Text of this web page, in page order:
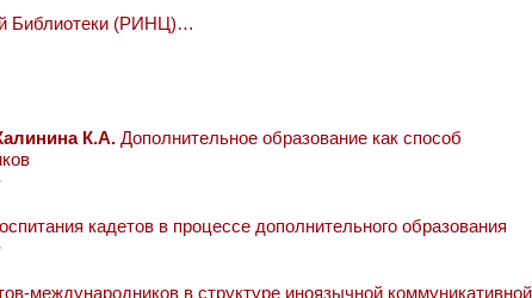
Библиотеки (РИНЦ)…
К.А. Дополнительное образование как способ
кадетов в процессе дополнительного образования
международников в структуре иноязычной коммуникативной